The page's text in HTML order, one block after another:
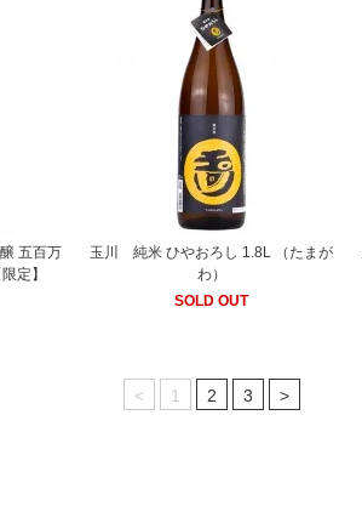
五百万
定】
玉川 純米 ひやおろし 1.8L （たまが
わ）
SOLD OUT
< 1 2 3 >